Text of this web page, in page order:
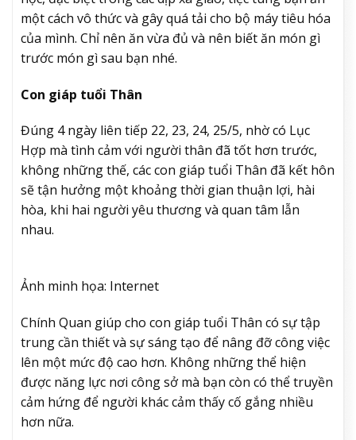
một cách vô thức và gây quá tải cho bộ máy tiêu hóa
của mình. Chỉ nên ăn vừa đủ và nên biết ăn món gì
trước món gì sau bạn nhé.
Con giáp tuổi Thân
Đúng 4 ngày liên tiếp 22, 23, 24, 25/5, nhờ có Lục
Hợp mà tình cảm với người thân đã tốt hơn trước,
không những thế, các con giáp tuổi Thân đã kết hôn
sẽ tận hưởng một khoảng thời gian thuận lợi, hài
hòa, khi hai người yêu thương và quan tâm lẫn
nhau.
Ảnh minh họa: Internet
Chính Quan giúp cho con giáp tuổi Thân có sự tập
trung cần thiết và sự sáng tạo để nâng đỡ công việc
lên một mức độ cao hơn. Không những thể hiện
được năng lực nơi công sở mà bạn còn có thể truyền
cảm hứng để người khác cảm thấy cố gắng nhiều
hơn nữa.